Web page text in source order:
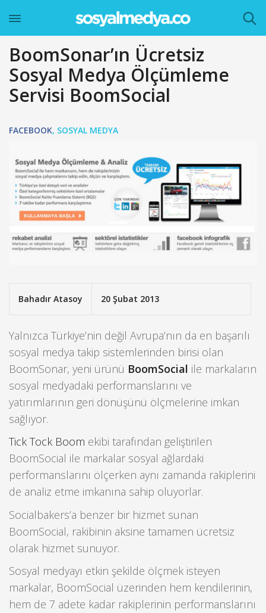
BoomSonar’ın Ücretsiz
Sosyal Medya Ölçümleme
Servisi BoomSocial
FACEBOOK, SOSYAL MEDYA
Bahadır Atasoy 20 Şubat 2013
Yalnızca Türkiye’nin değil Avrupa’nın da en başarılı
sosyal medya takip sistemlerinden birisi olan
BoomSonar, yeni ürünü BoomSocial ile markaların
sosyal medyadaki performanslarını ve
yatırımlarının geri dönüşünü ölçmelerine imkan
sağlıyor.
Tick Tock Boom ekibi tarafından geliştirilen
BoomSocial ile markalar sosyal ağlardaki
performanslarını ölçerken aynı zamanda rakiplerini
de analiz etme imkanına sahip oluyorlar.
Socialbakers’a benzer bir hizmet sunan
BoomSocial, rakibinin aksine tamamen ücretsiz
olarak hizmet sunuyor.
Sosyal medyayı etkin şekilde ölçmek isteyen
markalar, BoomSocial üzerinden hem kendilerinin,
hem de 7 adete kadar rakiplerinin performanslarını